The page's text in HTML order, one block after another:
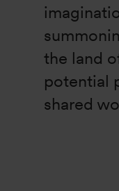
the land
potential
shared